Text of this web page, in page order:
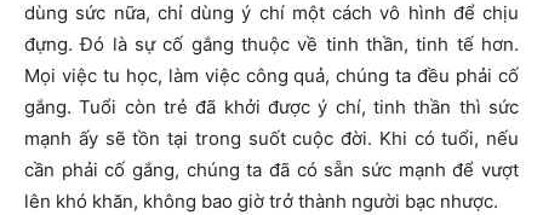
dùng sức nữa, chỉ dùng ý chí một cách vô hình để chịu
đựng. Đó là sự cố gắng thuộc về tinh thần, tinh tế hơn.
Mọi việc tu học, làm việc công quả, chúng ta đều phải cố
gắng. Tuổi còn trẻ đã khởi được ý chí, tinh thần thì sức
mạnh ấy sẽ tồn tại trong suốt cuộc đời. Khi có tuổi, nếu
cần phải cố gắng, chúng ta đã có sẵn sức mạnh để vượt
lên khó khăn, không bao giờ trở thành người bạc nhược.